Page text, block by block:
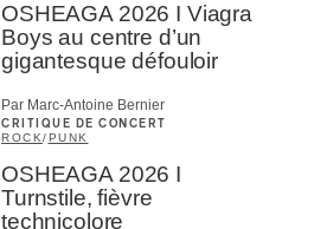
OSHEAGA 2026 I Viagra
Boys au centre d’un
gigantesque défouloir
Par Marc-Antoine Bernier
CRITIQUE DE CONCERT
ROCK/PUNK
OSHEAGA 2026 I
Turnstile, fièvre
technicolore